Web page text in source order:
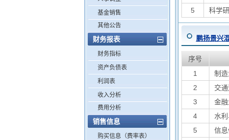
基金销售
其他公告
财务报表
财务指标
资产负债表
利润表
收入分析
费用分析
销售信息
购买信息（费率表）
5
科学
鹏扬景兴
序号
1
制造
2
交
3
金融
4
水
5
信